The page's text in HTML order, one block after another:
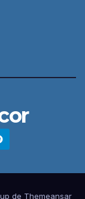
de Themeansar